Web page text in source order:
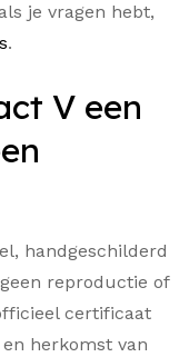
je vragen hebt,
.
V een
handgeschilderd
reproductie of
certificaat
herkomst van